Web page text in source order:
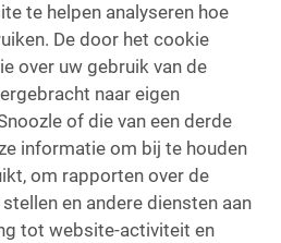
te helpen analyseren hoe
De door het cookie
over uw gebruik van de
naar eigen
of die van een derde
informatie om bij te houden
om rapporten over de
en andere diensten aan
tot website-activiteit en